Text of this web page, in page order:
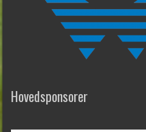
Hovedsponsorer